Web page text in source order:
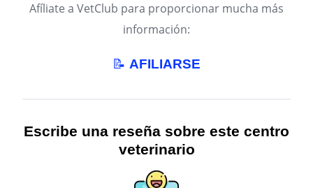
Afíliate a VetClub para proporcionar mucha más
información:
📝 AFILIARSE
Escribe una reseña sobre este centro
veterinario